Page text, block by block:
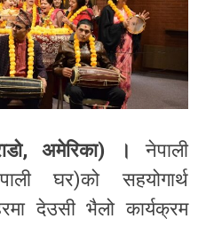
अमेरिका) ।
नेपाली
घर)को सहयोगार्थ
देउसी भैलो कार्यक्रम